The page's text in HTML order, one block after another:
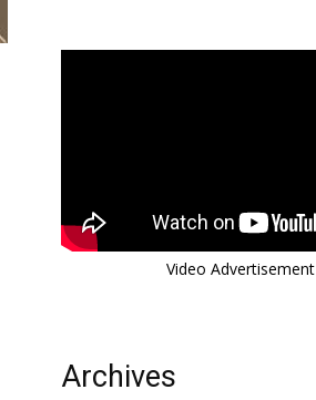
Video Advertisement
Archives